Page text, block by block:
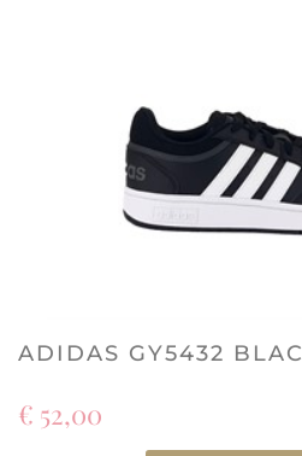
ADIDAS GY5432 BLAC
€ 52,00